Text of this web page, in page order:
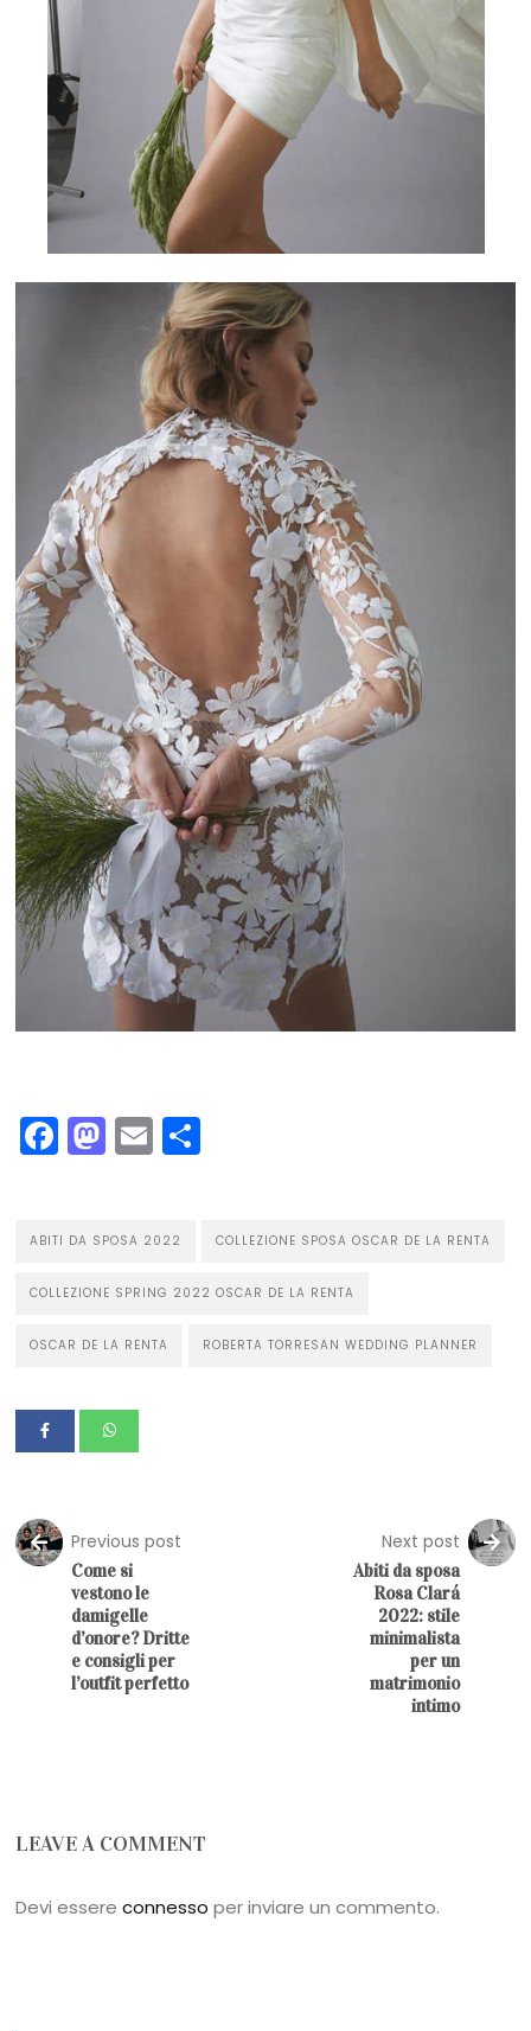
Facebook
Mastodon
Email
ABITI DA SPOSA 2022 COLLEZIONE SPOSA OSCAR DE LA RENTA
COLLEZIONE SPRING 2022 OSCAR DE LA RENTA
OSCAR DE LA RENTA ROBERTA TORRESAN WEDDING PLANNER
Previous post
Come si
vestono le
damigelle
d’onore? Dritte
e consigli per
l’outfit perfetto
Next post
Abiti da sposa
Rosa Clará
2022: stile
minimalista
per un
matrimonio
intimo
LEAVE A COMMENT
Devi essereconnesso per inviare un commento.